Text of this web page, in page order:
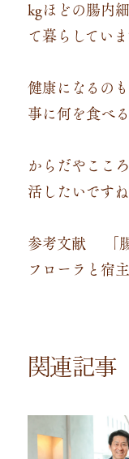
kgほどの腸内
て暮らしていま
健康になるの
事に何を食べ
からだやここ
活したいですね
参考文献 「
フローラと宿
関連記事